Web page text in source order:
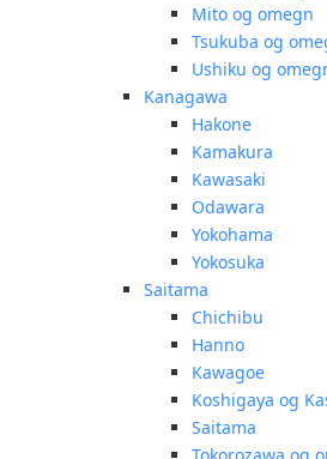
Mito og omegn
Tsukuba og
Ushiku og
Kanagawa
Hakone
Kamakura
Kawasaki
Odawara
Yokohama
Yokosuka
Saitama
Chichibu
Hanno
Kawagoe
Koshigaya og
Saitama